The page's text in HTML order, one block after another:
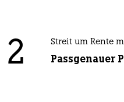
2 Streit um Rente
Passgenauer